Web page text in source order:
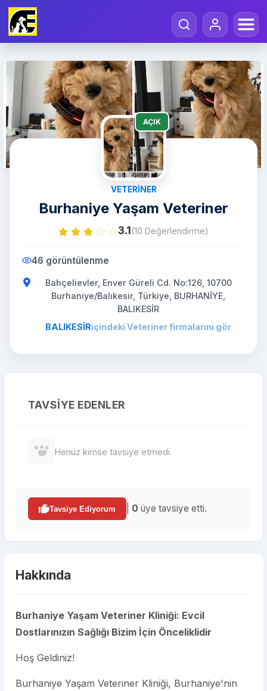
AÇIK
VETERINER
Burhaniye Yaşam Veteriner
3.1(10 Değerlendirme)
46 görüntülenme
Bahçelievler, Enver Güreli Cd. No:126, 10700
Burhaniye/Balıkesir, Türkiye, BURHANİYE,
BALIKESİR
BALIKESİRiçindeki Veteriner firmalarını gör
TAVSIYE EDENLER
Henüz kimse tavsiye etmedi.
Tavsiye Ediyorum 0 üye tavsiye etti.
Hakkında
Burhaniye Yaşam Veteriner Kliniği: Evcil
Dostlarınızın Sağlığı Bizim İçin Önceliklidir
Hoş Geldiniz!
Burhaniye Yaşam Veteriner Kliniği, Burhaniye'nin